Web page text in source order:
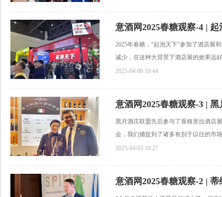
2025年春糖，“起泡天下”参加了酒店展
减少，在这种大背景下酒店展的效果远
2025-04-08 16:44
黑月酒庄联盟先后参与了香格里拉酒店
会，我们捕捉到了诸多有别于以往的市
2025-04-03 18:27